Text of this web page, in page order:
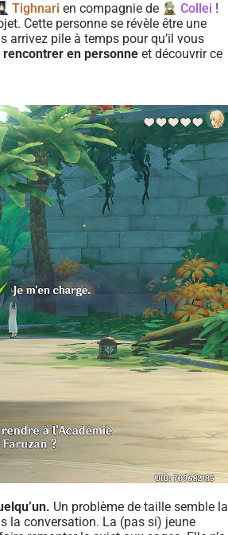
Tighnari en compagnie de Collei !
Cette personne se révèle être une
arrivez pile à temps pour qu’il vous
rencontrer en personne et découvrir ce
Un problème de taille semble la
la conversation. La (pas si) jeune